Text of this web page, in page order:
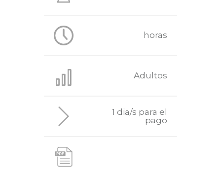
horas
Adultos
1 dia/s para el
pago